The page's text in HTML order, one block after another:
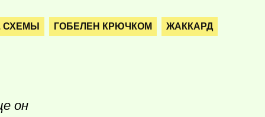
СХЕМЫ ГОБЕЛЕН КРЮЧКОМ ЖАККАРД
он